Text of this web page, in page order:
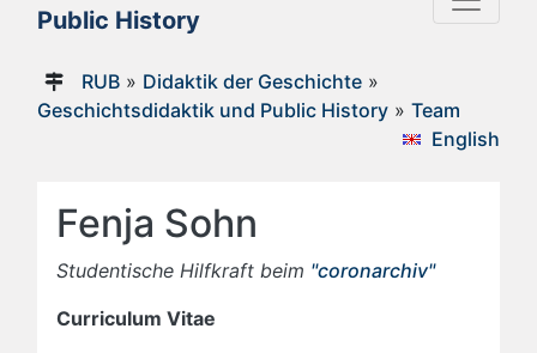
Public History
RUB» Didaktik der Geschichte»
Geschichtsdidaktik und Public History » Team
English
Fenja Sohn
Studentische Hilfkraft beim "coronarchiv"
Curriculum Vitae